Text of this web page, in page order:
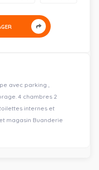
avec parking ,
4 chambres 2
internes et
magasin Buanderie